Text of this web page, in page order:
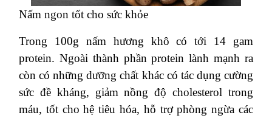
Nấm ngon tốt cho sức khỏe
Trong 100g nấm hương khô có tới 14 gam
protein. Ngoài thành phần protein lành mạnh ra
còn có những dưỡng chất khác có tác dụng cường
sức đề kháng, giảm nồng độ cholesterol trong
máu, tốt cho hệ tiêu hóa, hỗ trợ phòng ngừa các